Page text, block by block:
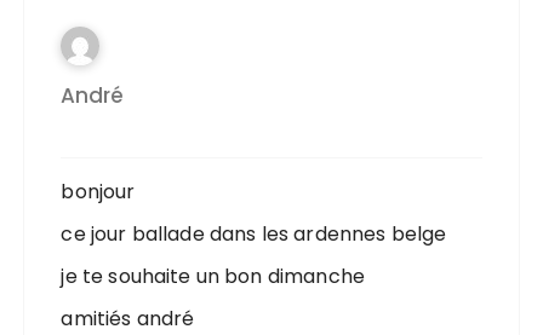
André
bonjour
ce jour ballade dans les ardennes belge
je te souhaite un bon dimanche
amitiés andré